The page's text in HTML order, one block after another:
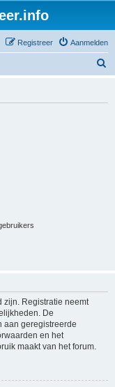
Aanmelden
Registreer
zijn. Registratie neemt
De
aan geregistreerde
en het
maakt van het forum.